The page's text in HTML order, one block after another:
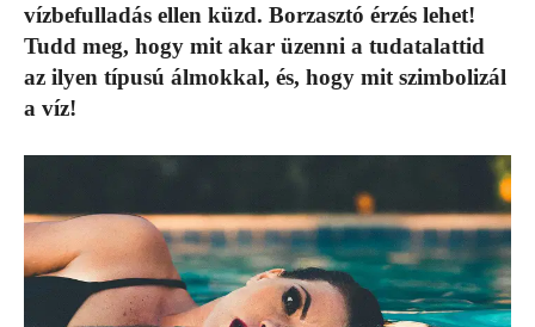
vízbefulladás ellen küzd. Borzasztó érzés lehet!
Tudd meg, hogy mit akar üzenni a tudatalattid
az ilyen típusú álmokkal, és, hogy mit szimbolizál
a víz!